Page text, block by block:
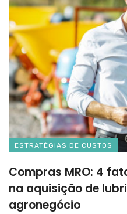
ESTRATÉGIAS DE CUSTOS
Compras MRO: 4
na aquisição de
agronegócio